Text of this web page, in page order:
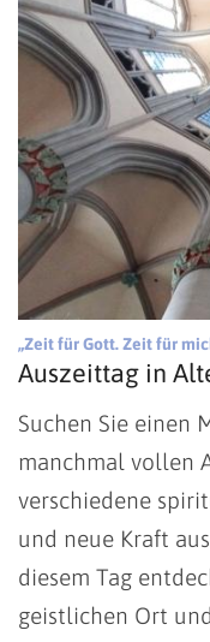
„Zeit für Gott. Zeit für
Auszeittag in
Suchen Sie einen
manchmal vollen
verschiedene
und neue Kraft
diesem Tag
geistlichen Ort